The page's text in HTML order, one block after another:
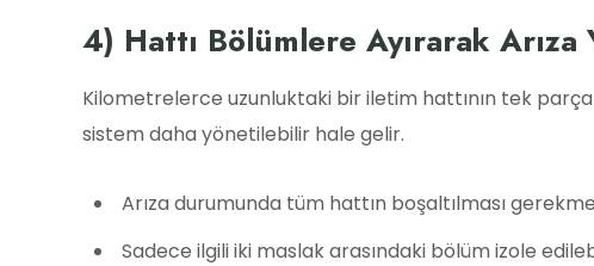
4) Hattı Bölümlere Ayırarak Arıza
Kilometrelerce uzunluktaki bir iletim hattının tek
sistem daha yönetilebilir hale gelir.
Arıza durumunda tüm hattın boşaltılması
Sadece ilgili iki maslak arasındaki bölüm izole